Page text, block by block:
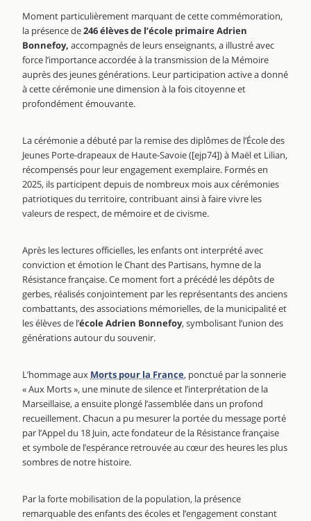
Moment particulièrement marquant de cette commémoration,
la présence de246 élèves de l’école primaire Adrien
Bonnefoy, accompagnés de leurs enseignants, a illustré avec
force l’importance accordée à la transmission de la Mémoire
auprès des jeunes générations. Leur participation active a donné
à cette cérémonie une dimension à la fois citoyenne et
profondément émouvante.
La cérémonie a débuté par la remise des diplômes de l’École des
Jeunes Porte-drapeaux de Haute-Savoie ([ejp74]) à Maël et Lilian,
récompensés pour leur engagement exemplaire. Formés en
2025, ils participent depuis de nombreux mois aux cérémonies
patriotiques du territoire, contribuant ainsi à faire vivre les
valeurs de respect, de mémoire et de civisme.
Après les lectures officielles, les enfants ont interprété avec
conviction et émotion le Chant des Partisans, hymne de la
Résistance française. Ce moment fort a précédé les dépôts de
gerbes, réalisés conjointement par les représentants des anciens
combattants, des associations mémorielles, de la municipalité et
les élèves de l’école Adrien Bonnefoy, symbolisant l’union des
générations autour du souvenir.
L’hommage aux Morts pour la France, ponctué par la sonnerie
« Aux Morts », une minute de silence et l’interprétation de la
Marseillaise, a ensuite plongé l’assemblée dans un profond
recueillement. Chacun a pu mesurer la portée du message porté
par l’Appel du 18 Juin, acte fondateur de la Résistance française
et symbole de l’espérance retrouvée au cœur des heures les plus
sombres de notre histoire.
Par la forte mobilisation de la population, la présence
remarquable des enfants des écoles et l’engagement constant